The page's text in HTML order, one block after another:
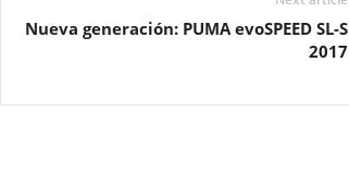
Nueva generación: PUMA evoSPEED SL-S
2017